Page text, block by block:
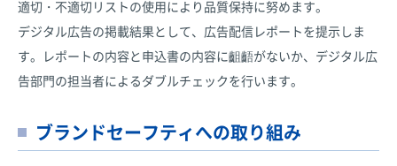
適切・不適切リストの使用により品質保持に努めます。
デジタル広告の掲載結果として、広告配信レポートを提示しま
す。レポートの内容と申込書の内容に齟齬がないか、デジタル広
告部門の担当者によるダブルチェックを行います。
ブランドセーフティへの取り組み